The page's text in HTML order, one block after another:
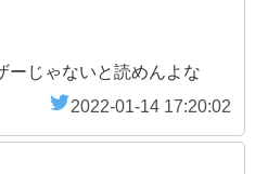
ーじゃないと読めんよな
2022-01-14 17:20:02